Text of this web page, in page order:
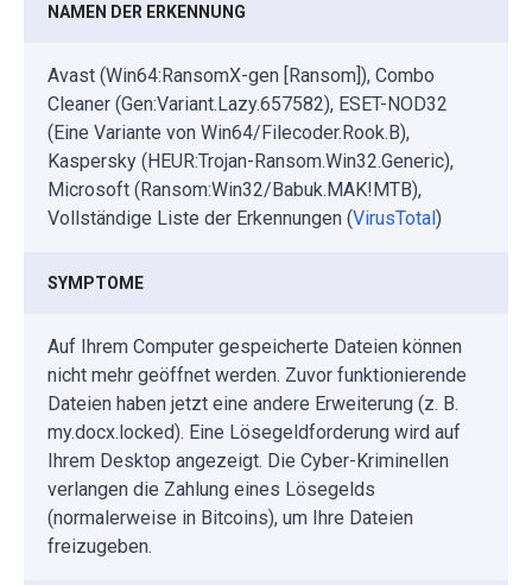
NAMEN DER ERKENNUNG
Avast (Win64:RansomX-gen [Ransom]), Combo
Cleaner (Gen:Variant.Lazy.657582), ESET-NOD32
(Eine Variante von Win64/Filecoder.Rook.B),
Kaspersky (HEUR:Trojan-Ransom.Win32.Generic),
Microsoft (Ransom:Win32/Babuk.MAK!MTB),
Vollständige Liste der Erkennungen (VirusTotal)
SYMPTOME
Auf Ihrem Computer gespeicherte Dateien können
nicht mehr geöffnet werden. Zuvor funktionierende
Dateien haben jetzt eine andere Erweiterung (z. B.
my.docx.locked). Eine Lösegeldforderung wird auf
Ihrem Desktop angezeigt. Die Cyber-Kriminellen
verlangen die Zahlung eines Lösegelds
(normalerweise in Bitcoins), um Ihre Dateien
freizugeben.